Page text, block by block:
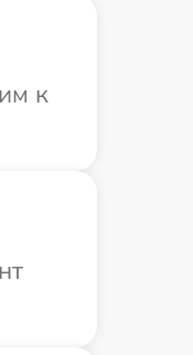
к